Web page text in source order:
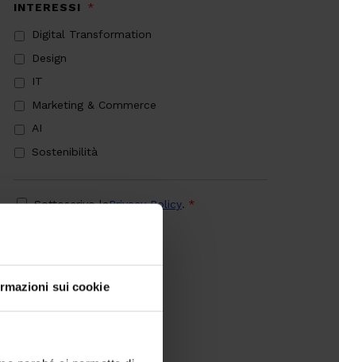
sui cookie
INTERESSI *
Digital Transformation
Design
IT
Marketing & Commerce
AI
Sostenibilità
PRIVACY
Sottoscrivo laPrivacy Policy. *